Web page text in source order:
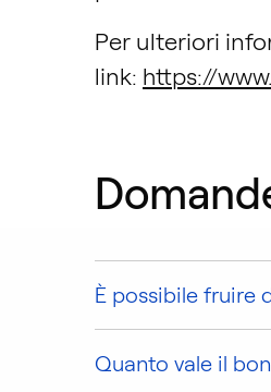
Per ulteriori
link: https://
È possibile fruire
Quanto vale il